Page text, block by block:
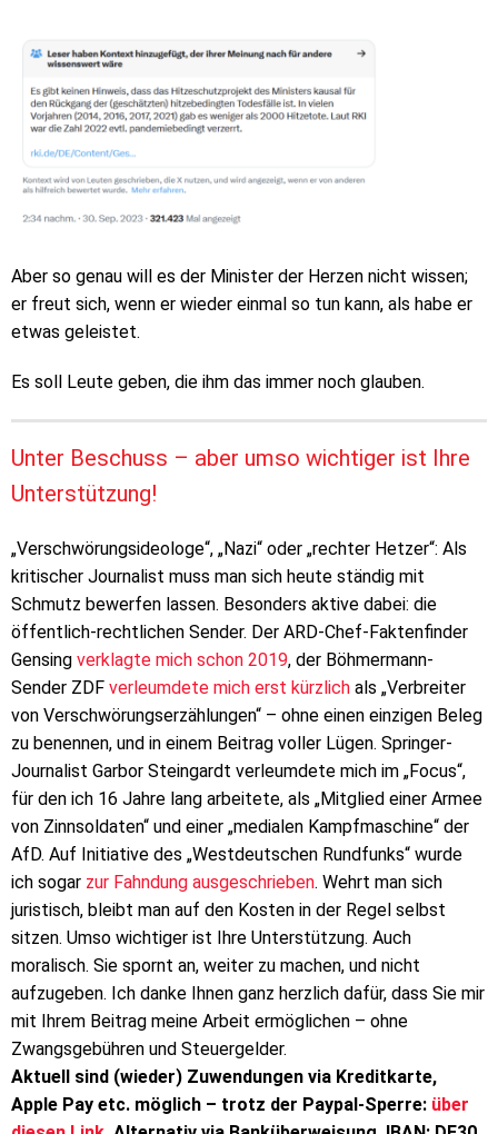
Aber so genau will es der Minister der Herzen nicht wissen;
er freut sich, wenn er wieder einmal so tun kann, als habe er
etwas geleistet.
Es soll Leute geben, die ihm das immer noch glauben.
Unter Beschuss – aber umso wichtiger ist Ihre
Unterstützung!
„Verschwörungsideologe“, „Nazi“ oder „rechter Hetzer“: Als
kritischer Journalist muss man sich heute ständig mit
Schmutz bewerfen lassen. Besonders aktive dabei: die
öffentlich-rechtlichen Sender. Der ARD-Chef-Faktenfinder
Gensing verklagte mich schon 2019, der Böhmermann-
Sender ZDF verleumdete mich erst kürzlich als „Verbreiter
von Verschwörungserzählungen“ – ohne einen einzigen Beleg
zu benennen, und in einem Beitrag voller Lügen. Springer-
Journalist Garbor Steingardt verleumdete mich im „Focus“,
für den ich 16 Jahre lang arbeitete, als „Mitglied einer Armee
von Zinn­soldaten“ und einer „medialen Kampf­maschine“ der
AfD. Auf Initiative des „Westdeutschen Rundfunks“ wurde
ich sogar zur Fahndung ausgeschrieben. Wehrt man sich
juristisch, bleibt man auf den Kosten in der Regel selbst
sitzen. Umso wichtiger ist Ihre Unterstützung. Auch
moralisch. Sie spornt an, weiter zu machen, und nicht
aufzugeben. Ich danke Ihnen ganz herzlich dafür, dass Sie mir
mit Ihrem Beitrag meine Arbeit ermöglichen – ohne
Zwangsgebühren und Steuergelder.
Aktuell sind (wieder) Zuwendungen via Kreditkarte,
Apple Pay etc. möglich – trotz der Paypal-Sperre: über